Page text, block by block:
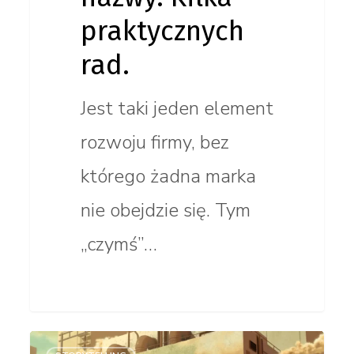
praktycznych
rad.
Jest taki jeden element
rozwoju firmy, bez
którego żadna marka
nie obejdzie się. Tym
„czymś”…
Chipotle